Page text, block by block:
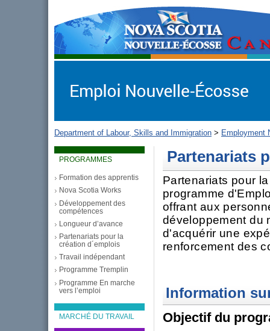
gov.ns.ca
Nova Scotia, Canada
Department of Labour, Skills and Immigration > Employment
PROGRAMMES
Formation des apprentis
Nova Scotia Works
Développement des
compétences
Longueur d’avance
Partenariats pour la
création d´emplois
Travail indépendant
Programme Tremplin
Programme En marche
vers l’emploi
MARCHÉ DU TRAVAIL
Partenariats
Partenariats pour
programme
offrant aux
développement du
d'acquérir une
renforcement des
Information
Objectif du